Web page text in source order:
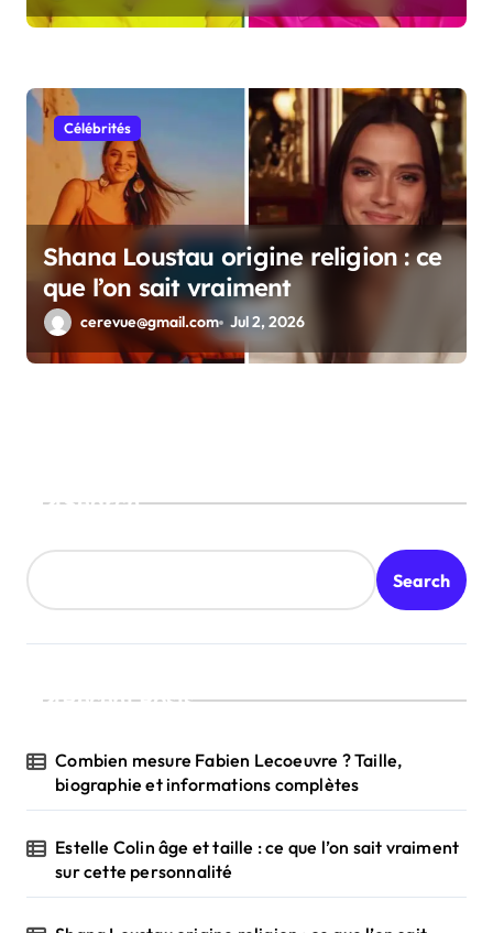
Célébrités
Shana Loustau origine religion : ce
que l’on sait vraiment
cerevue@gmail.com Jul 2, 2026
Search
Search
Recent Posts
Combien mesure Fabien Lecoeuvre ? Taille,
biographie et informations complètes
Estelle Colin âge et taille : ce que l’on sait vraiment
sur cette personnalité